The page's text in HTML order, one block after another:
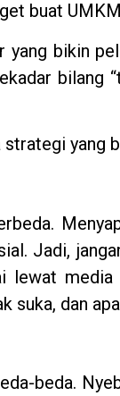
buat
bikin
bilang
yang
Jadi,
lewat
suka, dan
beda.